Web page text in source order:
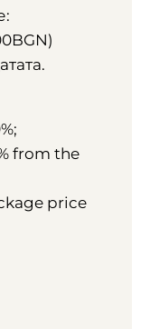
:
.
from the
price